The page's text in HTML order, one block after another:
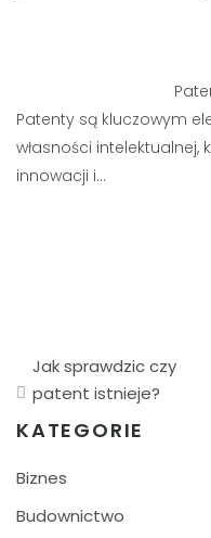
Patenty są kluczowym
własności
innowacji i…
Nawigacja
wpisu
Jak sprawdzic czy
patent istnieje?
KATEGORIE
Biznes
Budownictwo